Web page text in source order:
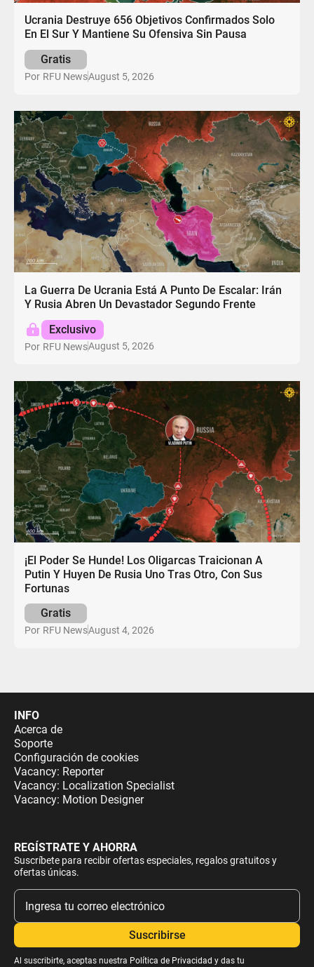
Ucrania Destruye 656 Objetivos Confirmados Solo
En El Sur Y Mantiene Su Ofensiva Sin Pausa
Gratis
Por RFU NewsAugust 5, 2026
La Guerra De Ucrania Está A Punto De Escalar: Irán
Y Rusia Abren Un Devastador Segundo Frente
Exclusivo
Por RFU NewsAugust 5, 2026
¡El Poder Se Hunde! Los Oligarcas Traicionan A
Putin Y Huyen De Rusia Uno Tras Otro, Con Sus
Fortunas
Gratis
Por RFU NewsAugust 4, 2026
INFO
Acerca de
Soporte
Configuración de cookies
Vacancy: Reporter
Vacancy: Localization Specialist
Vacancy: Motion Designer
REGÍSTRATE Y AHORRA
Suscríbete para recibir ofertas especiales, regalos gratuitos y
ofertas únicas.
Al suscribirte, aceptas nuestra Política de Privacidad y das tu